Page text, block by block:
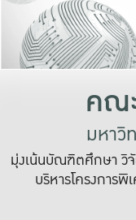
คณ
มหาวิ
มุ่งเน้นบัณฑิตศึกษา วิ
บริหารโครงการ